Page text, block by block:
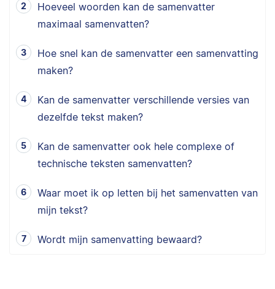
Hoeveel woorden kan de samenvatter
maximaal samenvatten?
Hoe snel kan de samenvatter een samenvatting
maken?
Kan de samenvatter verschillende versies van
dezelfde tekst maken?
Kan de samenvatter ook hele complexe of
technische teksten samenvatten?
Waar moet ik op letten bij het samenvatten van
mijn tekst?
Wordt mijn samenvatting bewaard?